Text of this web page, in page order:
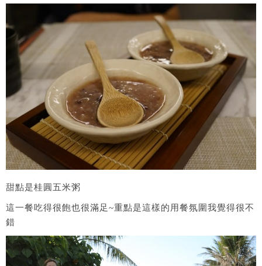
甜點是桂圓五米粥
這一餐吃得很飽也很滿足~重點是這樣的用餐氛圍我覺得很不
錯